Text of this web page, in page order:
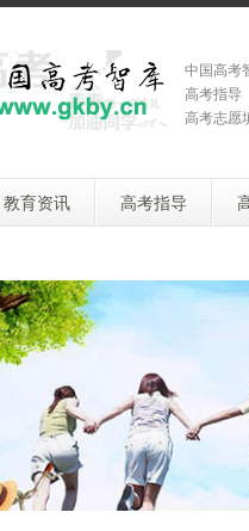
中国高考
高考指导
高考志愿
教育资讯 高考指导